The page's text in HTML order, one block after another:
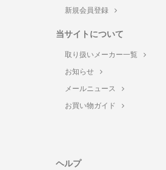
新規会員登録
当サイトについて
取り扱いメーカー一覧
お知らせ
メールニュース
お買い物ガイド
ヘルプ